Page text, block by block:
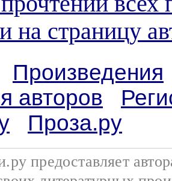
на страницу
Произведения
авторов
Проза.ру
предоставляет